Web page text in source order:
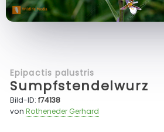
Epipactis palustris
Sumpfstendelwurz
Bild-ID:f74138
vonRotheneder Gerhard